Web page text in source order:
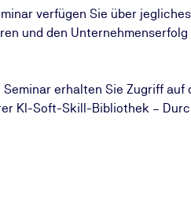
verfügen Sie über
und den
erhalten Sie Zugriff auf
KI-Soft-Skill-Bibliothek –